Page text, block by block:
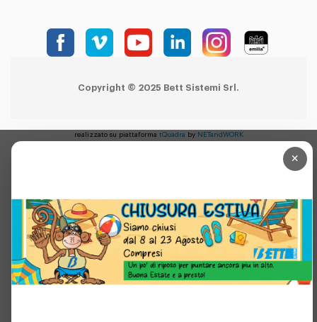
Copyright © 2025 Bett Sistemi Srl.
×
realizzato su piattaforma tQuadra by NETandWORK